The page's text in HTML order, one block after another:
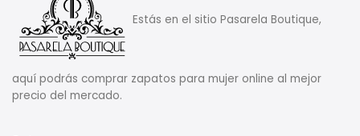
Estás en el sitio Pasarela Boutique,
aquí podrás comprar zapatos para mujer online al mejor
precio del mercado.